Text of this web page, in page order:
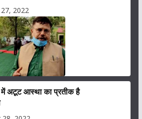
2022
में अटूट आस्था का प्रतीक है